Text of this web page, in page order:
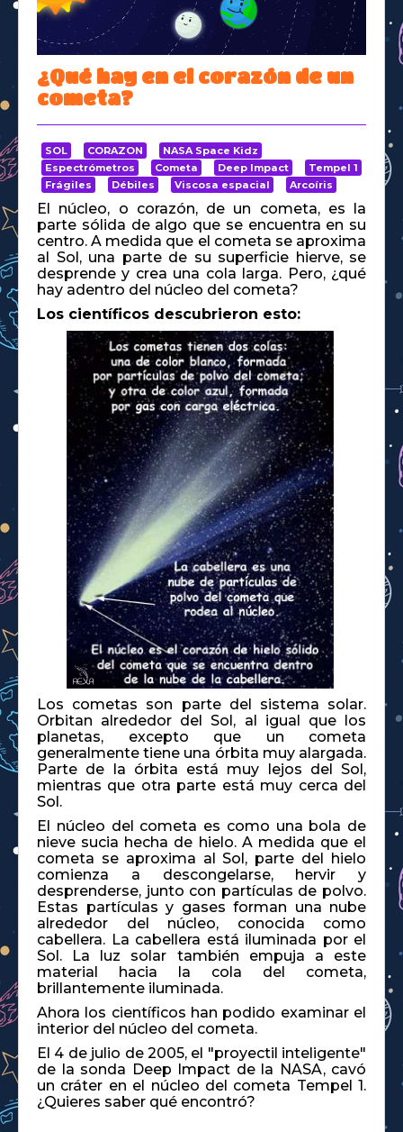
Space Kidz
¿Qué hay en el corazón de un
cometa?
SOL CORAZON
NASA Space Kidz
Espectrómetros
Cometa Deep Impact
Tempel 1
Frágiles
Débiles Viscosa espacial Arcoíris
El núcleo, o corazón, de un cometa, es la
parte sólida de algo que se encuentra en su
centro. A medida que el cometa se aproxima
al Sol, una parte de su superficie hierve, se
desprende y crea una cola larga. Pero, ¿qué
hay adentro del núcleo del cometa?
Los científicos descubrieron esto:
Los cometas son parte del sistema solar.
Orbitan alrededor del Sol, al igual que los
planetas, excepto que un cometa
generalmente tiene una órbita muy alargada.
Parte de la órbita está muy lejos del Sol,
mientras que otra parte está muy cerca del
Sol.
El núcleo del cometa es como una bola de
nieve sucia hecha de hielo. A medida que el
cometa se aproxima al Sol, parte del hielo
comienza a descongelarse, hervir y
desprenderse, junto con partículas de polvo.
Estas partículas y gases forman una nube
alrededor del núcleo, conocida como
cabellera. La cabellera está iluminada por el
Sol. La luz solar también empuja a este
material hacia la cola del cometa,
brillantemente iluminada.
Ahora los científicos han podido examinar el
interior del núcleo del cometa.
El 4 de julio de 2005, el "proyectil inteligente"
de la sonda Deep Impact de la NASA, cavó
un cráter en el núcleo del cometa Tempel 1.
¿Quieres saber qué encontró?